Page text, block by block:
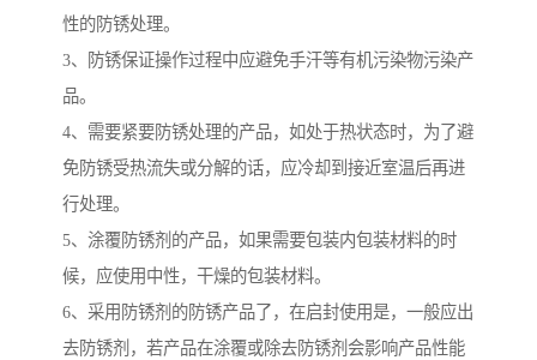
性的防锈处理。
3、防锈保证操作过程中应避免手汗等有机污染物污染产
品。
4、需要紧要防锈处理的产品，如处于热状态时，为了避
免防锈受热流失或分解的话，应冷却到接近室温后再进
行处理。
5、涂覆防锈剂的产品，如果需要包装内包装材料的时
候，应使用中性，干燥的包装材料。
6、采用防锈剂的防锈产品了，在启封使用是，一般应出
去防锈剂，若产品在涂覆或除去防锈剂会影响产品性能